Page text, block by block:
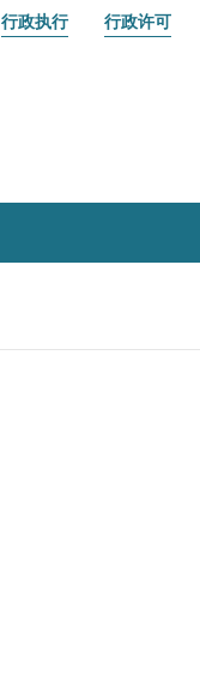
行政执行 行政许可